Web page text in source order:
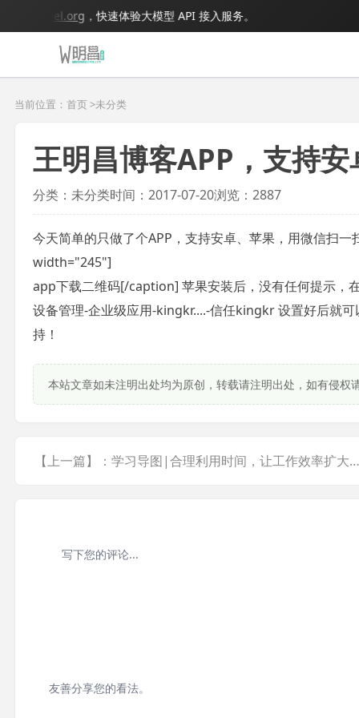
，快速体验大模型 API 接入服务。
当前位置：首页 >未分类
王明昌博客APP，支持
分类：未分类时间：2017-07-20浏览：2887
今天简单的只做了个APP，支持安卓、苹果，用微信
width="245"]
app下载二维码[/caption] 苹果安装后，没有任何提示，
设备管理-企业级应用-kingkr....-信任kingkr 设置好后就
持！
本站文章如未注明出处均为原创，转载请注明出处，如有侵权
【上一篇】：学习导图|合理利用时间，让工作效率扩大十倍
友善分享您的看法。